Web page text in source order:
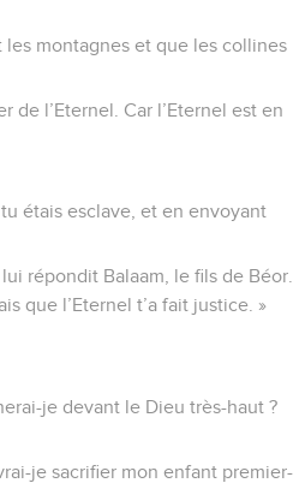
les montagnes et que les collines
l’Eternel. Car l’Eternel est en
étais esclave, et en envoyant
répondit Balaam, le fils de Béor.
que l’Eternel t’a fait justice. »
je devant le Dieu très-haut ?
je sacrifier mon enfant premier-